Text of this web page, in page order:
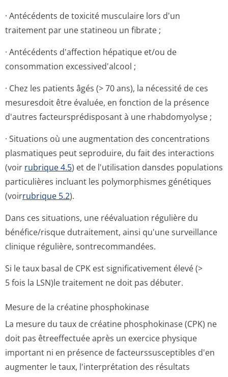
· Antécédents de toxicité musculaire lors d'un
traitement par une statineou un fibrate ;
· Antécédents d'affection hépatique et/ou de
consommation excessived'alcool ;
· Chez les patients âgés (> 70 ans), la nécessité de ces
mesuresdoit être évaluée, en fonction de la présence
d'autres facteursprédis­posant à une rhabdomyolyse ;
· Situations où une augmentation des concentrations
plasmatiques peut seproduire, du fait des interactions
(voir rubrique 4.5) et de l'utilisation dansdes populations
particulières incluant les polymorphismes génétiques
(voirrubrique 5.2).
Dans ces situations, une réévaluation régulière du
bénéfice/risque dutraitement, ainsi qu'une surveillance
clinique régulière, sontrecommandées.
Si le taux basal de CPK est significativement élevé (>
5 fois la LSN)le traitement ne doit pas débuter.
Mesure de la créatine phosphokinase
La mesure du taux de créatine phosphokinase (CPK) ne
doit pas êtreeffectuée après un exercice physique
important ni en présence de facteurssuscep­tibles d'en
augmenter le taux, l'interprétation des résultats